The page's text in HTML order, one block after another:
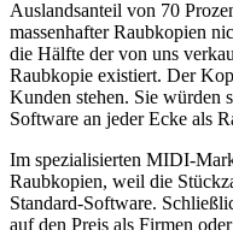
Auslandsanteil von 70
massenhafter Raubkopien
die Hälfte der von uns
Raubkopie existiert. Der
Kunden stehen. Sie würden
Software an jeder Ecke als
Im spezialisierten MIDI-
Raubkopien, weil die
Standard-Software.
auf den Preis als Firmen